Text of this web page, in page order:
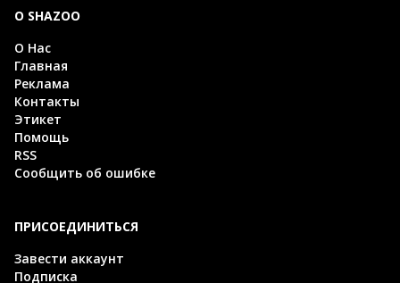
О SHAZOO
О Нас
Главная
Реклама
Контакты
Этикет
Помощь
RSS
Сообщить об ошибке
ПРИСОЕДИНИТЬСЯ
Завести аккаунт
Подписка